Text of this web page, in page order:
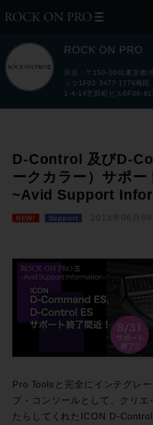
ROCK ON PRO
渋谷：〒150-0041東京都
ッツ1F03-3477-1776梅田
1-4-14芝田町ビル6F06-
D-Control 及びD-
ークカラー）サポー
~Avid Support
NEW! Support 2018年06月08
Pro Toolsと完全にインテグレ
プ・コンソールとして、クリエ
たらしてくれたICON D-